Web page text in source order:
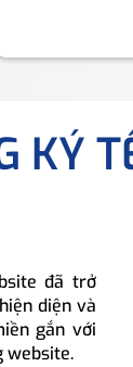
KÝ
đã trở
diện và
gắn với
website.